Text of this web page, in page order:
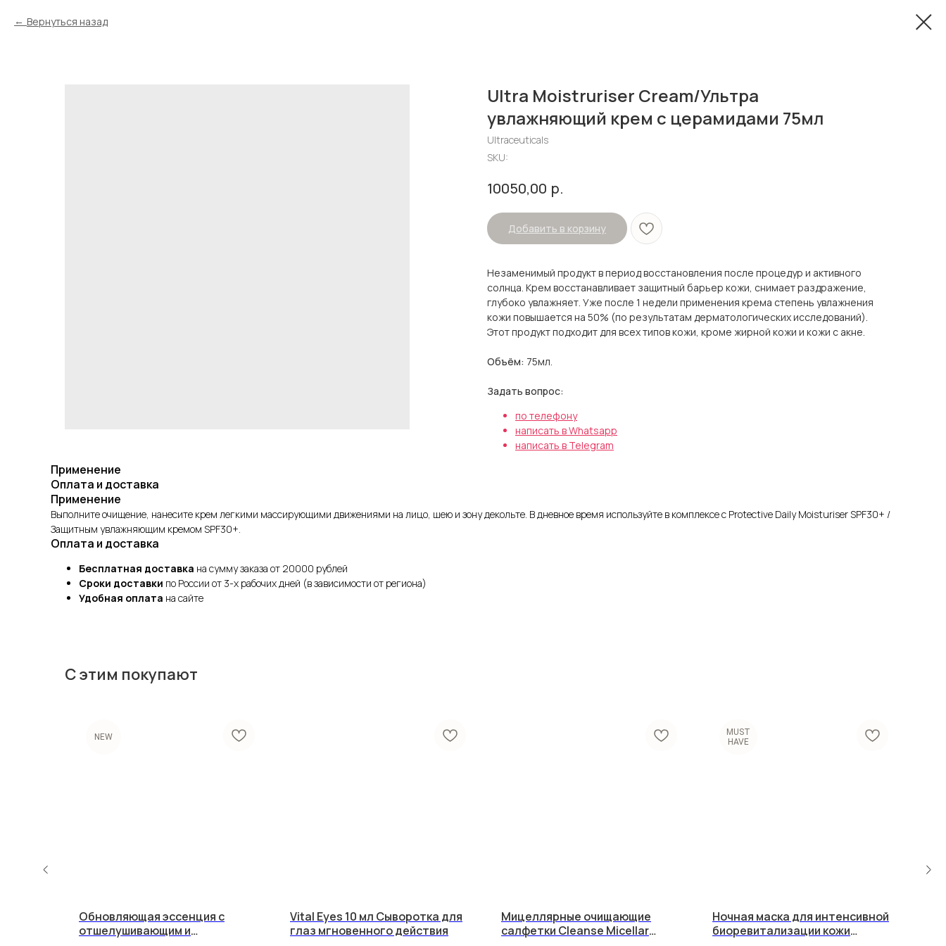
Вернуться назад
Ultra Moistruriser Cream/Ультра
увлажняющий крем с церамидами 75мл
Ultraceuticals
SKU:
10050,00 р.
Добавить в корзину
Незаменимый продукт в период восстановления после процедур и активного
солнца. Крем восстанавливает защитный барьер кожи, снимает раздражение,
глубоко увлажняет. Уже после 1 недели применения крема степень увлажнения
кожи повышается на 50% (по результатам дерматологических исследований).
Этот продукт подходит для всех типов кожи, кроме жирной кожи и кожи с акне.
Объём: 75мл
Задать вопрос:
по телефону
написать в Whatsapp
написать в Telegram
Применение
Оплата и доставка
Применение
Выполните очищение, нанесите крем легкими массирующими движениями на лицо, шею и зону декольте. В дневное время используйте в комплексе с Protective Daily Moisturiser SPF30+ /
Защитным увлажняющим кремом SPF30+.
Оплата и доставка
Бесплатная доставка на сумму заказа от 20000 рублей
Сроки доставки по России от 3-х рабочих дней (в зависимости от региона)
Удобная оплата на сайте
С этим покупают
NEW
Обновляющая эссенция с
отшелушивающим и
Vital Eyes 10 мл Сыворотка для
глаз мгновенного действия
Мицеллярные очищающие
салфетки Cleanse Micellar
MUST
HAVE
Ночная маска для интенсивной
биоревитализации кожи